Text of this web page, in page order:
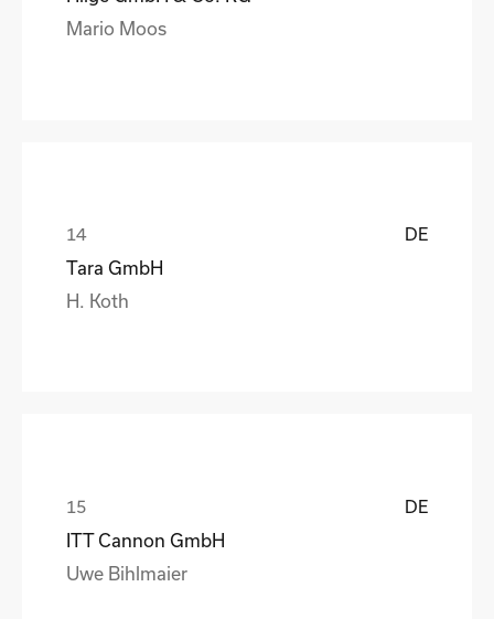
Mario Moos
DE
Tara GmbH
H. Koth
DE
ITT Cannon GmbH
Uwe Bihlmaier